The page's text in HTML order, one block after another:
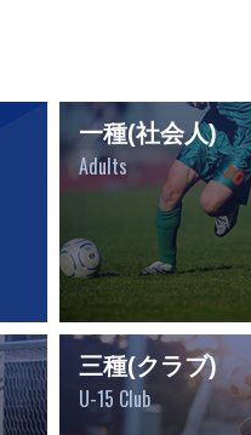
一種(社会人)
Adults
三種(クラブ)
U-15 Club